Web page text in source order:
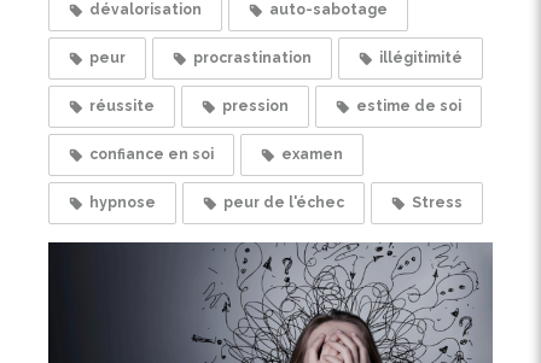
dévalorisation auto-sabotage
peur procrastination illégitimité
réussite pression estime de soi
confiance en soi examen
hypnose peur de l'échec Stress